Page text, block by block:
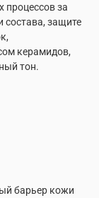
процессов за
состава, защите
керамидов,
тон.
барьер кожи